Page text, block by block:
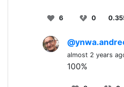
6 0
almost 2 years
100%